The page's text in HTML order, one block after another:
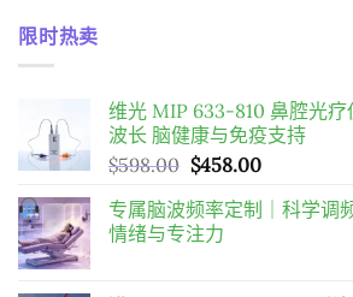
限时热卖
维光 MIP 633-810 鼻腔光
波长 脑健康与免疫支持
$598.00 原
價
格：
$458.00目
價
专属脑波频率定制｜科学调
情绪与专注力